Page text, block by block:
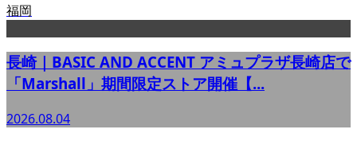
福岡
長崎｜BASIC AND ACCENT アミュプラザ長崎店で
「Marshall」期間限定ストア開催【...
2026.08.04